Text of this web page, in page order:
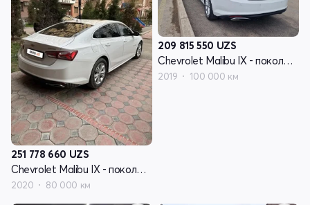
251 778 660 UZS
Chevrolet Malibu IX - поколение рестайлинг
2020 80 000 км
209 815 550 UZS
Chevrolet Malibu IX - поколение рестайлинг
2019 100 000 км